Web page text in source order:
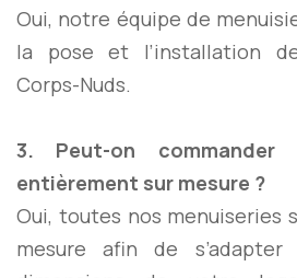
Oui, notre équipe de
la pose et l’installation
Corps-Nuds.
3. Peut-on commander
entièrement sur mesure ?
Oui, toutes nos menuiseries
mesure afin de